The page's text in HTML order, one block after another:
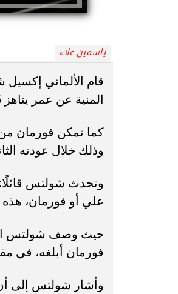
ياسمين علاء
قام الألماني
المنية عن عمر يناهز 76 عاماً.
وذلك خلال عودته
وتحدث شولتس
علي أو فورمان،
فورمان أبلغه، في
وأشار شولتس إلى أن
انغام تختار جدة محطة اولى لتدشين
البومها